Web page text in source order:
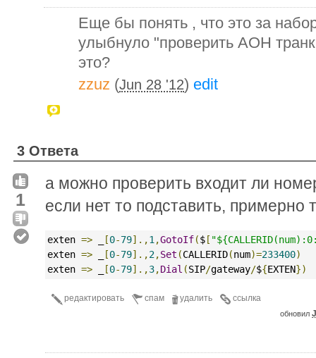
Еще бы понять , что это за
улыбнуло "проверить АОН
это?
zzuz (Jun 28 '12) edit
3 Ответа
1
а можно проверить входит ли
если нет то подставить, примерно
exten => [0-79].,1 ,GotoIf($[
exten => [0-79].,2,Set (CALLERID(num)=233400)
exten => [0-79].,3,Dial (SIP/gateway/${EXTEN})
ссылка
удалить
спам
редактировать
обновил